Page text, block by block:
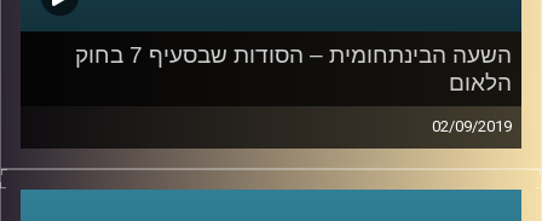
השעה הבינתחומית – הסודות שבסעיף 7 בחוק
הלאום
02/09/2019
ביולי 2018 עבר בכנסת, ברוב של 62 חברי